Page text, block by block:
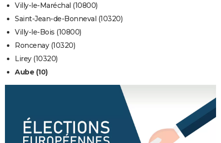
Villy-le-Maréchal (10800)
Saint-Jean-de-Bonneval (10320)
Villy-le-Bois (10800)
Roncenay (10320)
Lirey (10320)
Aube (10)